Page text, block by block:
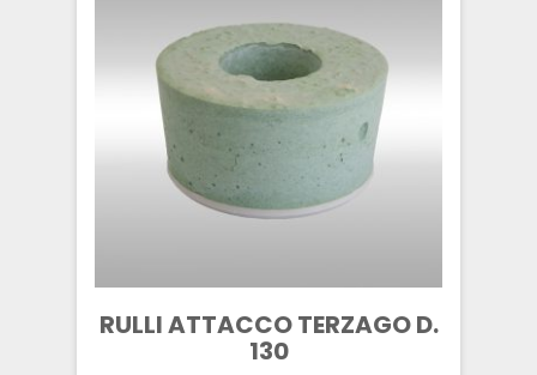
RULLI ATTACCO TERZAGO D.
130